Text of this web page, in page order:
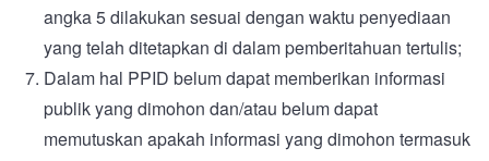
angka 5 dilakukan sesuai dengan waktu penyediaan
yang telah ditetapkan di dalam pemberitahuan tertulis;
Dalam hal PPID belum dapat memberikan informasi
publik yang dimohon dan/atau belum dapat
memutuskan apakah informasi yang dimohon termasuk